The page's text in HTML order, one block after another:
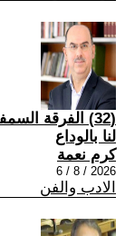
(32) الفرقة
لنا بالوداع
كرم نعمة
2026 / 8 / 6
الادب والفن